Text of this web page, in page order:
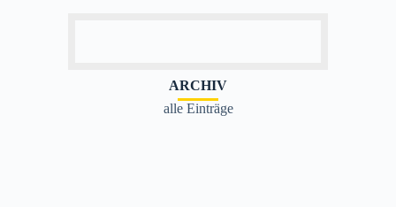
ARCHIV
alle Einträge